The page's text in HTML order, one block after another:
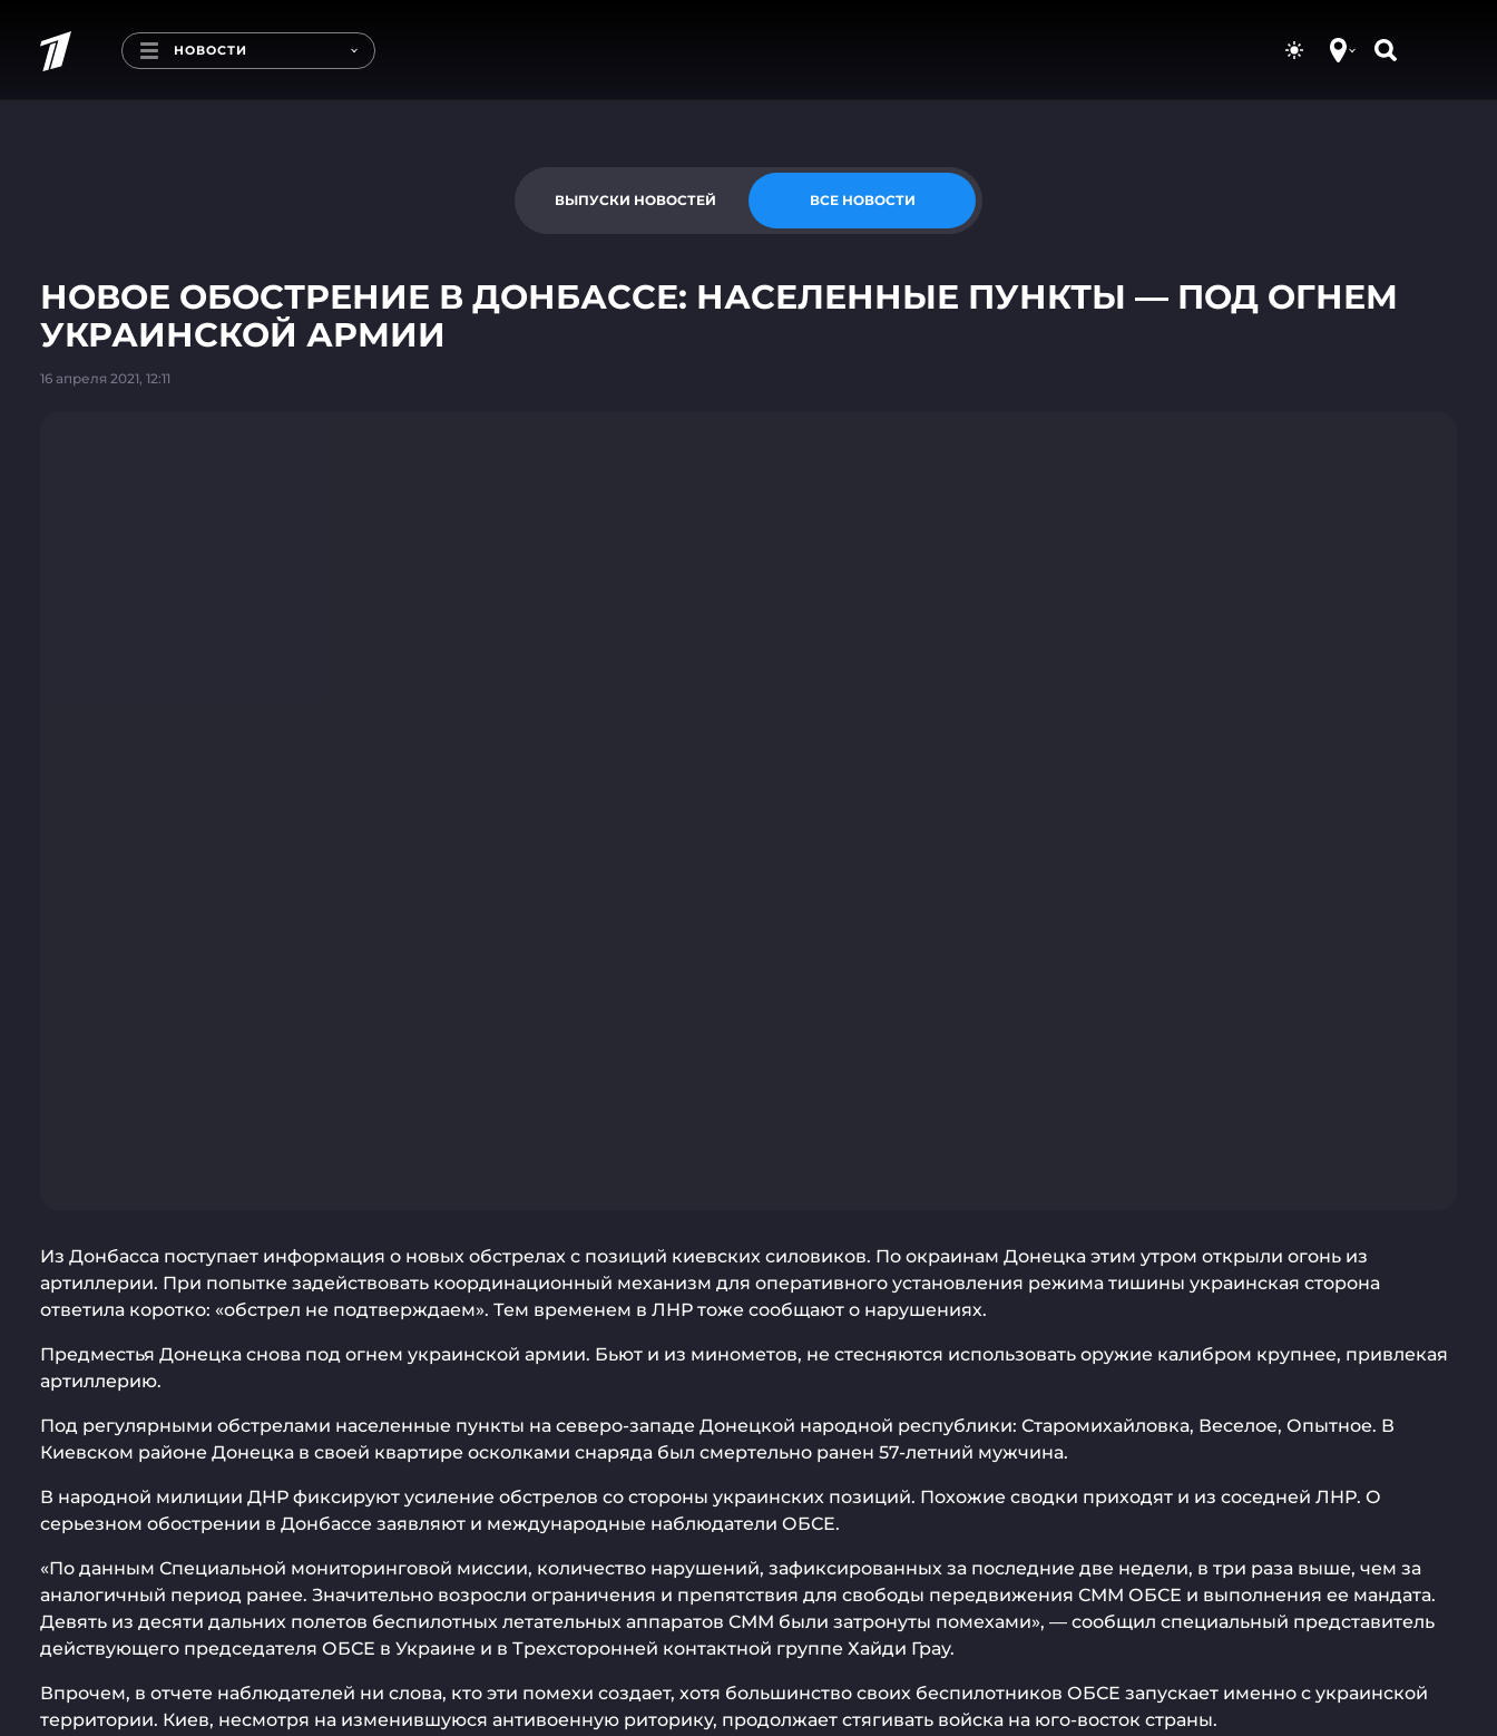
НОВОСТИ
ВЫПУСКИ НОВОСТЕЙ ВСЕ НОВОСТИ
НОВОЕ ОБОСТРЕНИЕ В ДОНБАССЕ: НАСЕЛЕННЫЕ ПУНКТЫ — ПОД ОГНЕМ
УКРАИНСКОЙ АРМИИ
16 апреля 2021, 12:11
Из Донбасса поступает информация о новых обстрелах с позиций киевских силовиков. По окраинам Донецка этим утром открыли огонь из
артиллерии. При попытке задействовать координационный механизм для оперативного установления режима тишины украинская сторона
ответила коротко: «обстрел не подтверждаем». Тем временем в ЛНР тоже сообщают о нарушениях.
Предместья Донецка снова под огнем украинской армии. Бьют и из минометов, не стесняются использовать оружие калибром крупнее, привлекая
артиллерию.
Под регулярными обстрелами населенные пункты на северо-западе Донецкой народной республики: Старомихайловка, Веселое, Опытное. В
Киевском районе Донецка в своей квартире осколками снаряда был смертельно ранен 57-летний мужчина.
В народной милиции ДНР фиксируют усиление обстрелов со стороны украинских позиций. Похожие сводки приходят и из соседней ЛНР. О
серьезном обострении в Донбассе заявляют и международные наблюдатели ОБСЕ.
«По данным Специальной мониторинговой миссии, количество нарушений, зафиксированных за последние две недели, в три раза выше, чем за
аналогичный период ранее. Значительно возросли ограничения и препятствия для свободы передвижения СММ ОБСЕ и выполнения ее мандата.
Девять из десяти дальних полетов беспилотных летательных аппаратов СММ были затронуты помехами», — сообщил специальный представитель
действующего председателя ОБСЕ в Украине и в Трехсторонней контактной группе Хайди Грау.
Впрочем, в отчете наблюдателей ни слова, кто эти помехи создает, хотя большинство своих беспилотников ОБСЕ запускает именно с украинской
территории. Киев, несмотря на изменившуюся антивоенную риторику, продолжает стягивать войска на юго-восток страны.